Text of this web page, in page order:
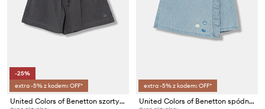
-25%
extra -5% z kodem: OFF*
United Colors of Benetton szorty dresowe dziecięce bawełniane
extra -5% z kodem: OFF*
United Colors of Benetton spódnicospodnie dziecięce jeansowe